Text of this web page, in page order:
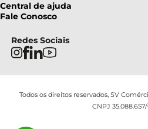
Nossas Lojas
Privacidade e Segurança
Termos e Condições
Formas de pagamento
Regulamentos
Central de ajuda
Fale Conosco
Frete e Entrega
Troca e Devoluções
Fale Conosco
(085) 3214-7900
Segunda a Sexta: 08h as 18h |
Sábado : 08h ás 12h
Redes Sociais
Todos os direitos reservados, SV
CNPJ